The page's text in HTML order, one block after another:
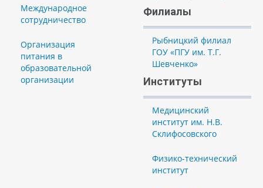
Международное
сотрудничество
Организация
питания в
образовательной
организации
Филиалы
Рыбницкий филиал
ГОУ «ПГУ им. Т.Г.
Шевченко»
Институты
Медицинский
институт им. Н.В.
Склифосовского
Физико-технический
институт